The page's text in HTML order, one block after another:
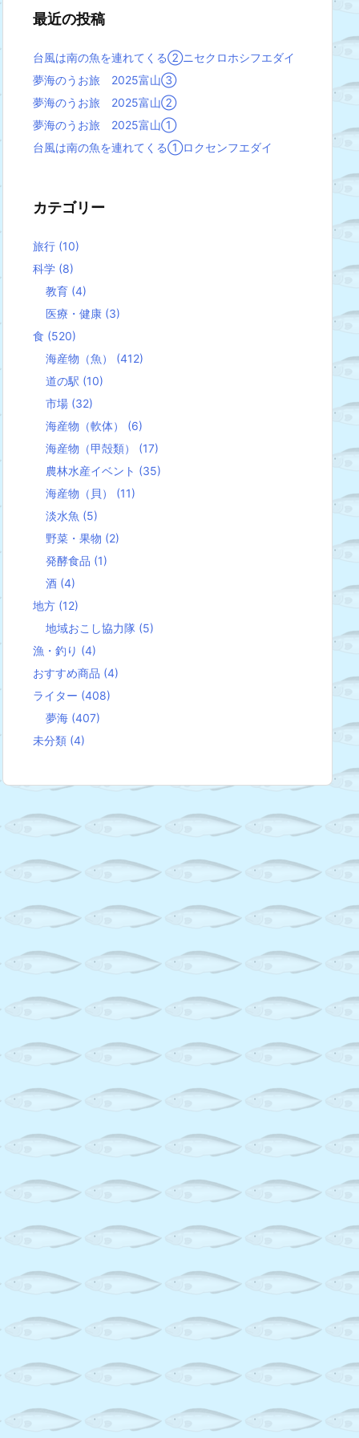
最近の投稿
台風は南の魚を連れてくる②ニセクロホシフエダイ
夢海のうお旅 2025富山③
夢海のうお旅 2025富山②
夢海のうお旅 2025富山①
台風は南の魚を連れてくる①ロクセンフエダイ
カテゴリー
旅行 (10)
科学 (8)
教育 (4)
医療・健康 (3)
食 (520)
海産物（魚） (412)
道の駅 (10)
市場 (32)
海産物（軟体） (6)
海産物（甲殻類） (17)
農林水産イベント (35)
海産物（貝） (11)
淡水魚 (5)
野菜・果物 (2)
発酵食品 (1)
酒 (4)
地方 (12)
地域おこし協力隊 (5)
漁・釣り (4)
おすすめ商品 (4)
ライター (408)
夢海 (407)
未分類 (4)